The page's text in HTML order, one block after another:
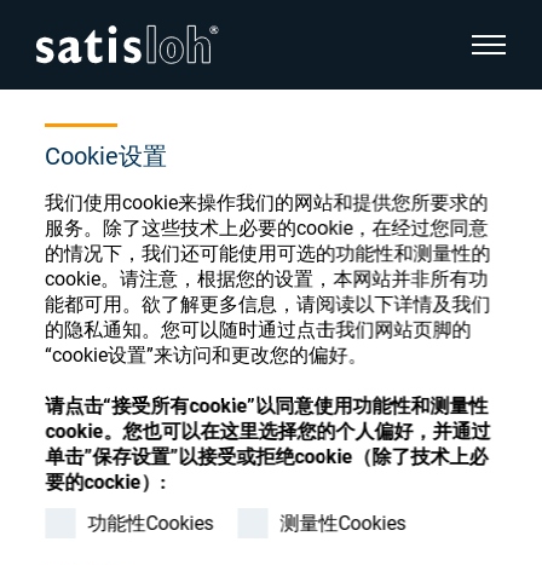
Cookie设置
我们使用cookie来操作我们的网站和提供您所要求的
服务。除了这些技术上必要的cookie，在经过您同意
的情况下，我们还可能使用可选的功能性和测量性的
cookie。请注意，根据您的设置，本网站并非所有功
能都可用。欲了解更多信息，请阅读以下详情及我们
的隐私通知。您可以随时通过点击我们网站页脚的
“cookie设置”来访问和更改您的偏好。
请点击“接受所有cookie”以同意使用功能性和测量性
cookie。您也可以在这里选择您的个人偏好，并通过
单击”保存设置”以接受或拒绝cookie（除了技术上必
要的cockie）:
功能性Cookies
测量性Cookies
显示页
汉语
眼镜光学
精密光学
我们是谁
加入我们
隐藏页面导航
English
Deutsch
Español
Français
眼镜光学耗材商店
种眼镜光学耗材